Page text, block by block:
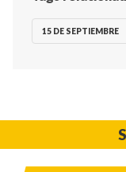
15 DE SEPTIEMBRE